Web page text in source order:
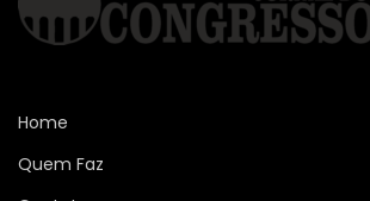
Home
Quem Faz